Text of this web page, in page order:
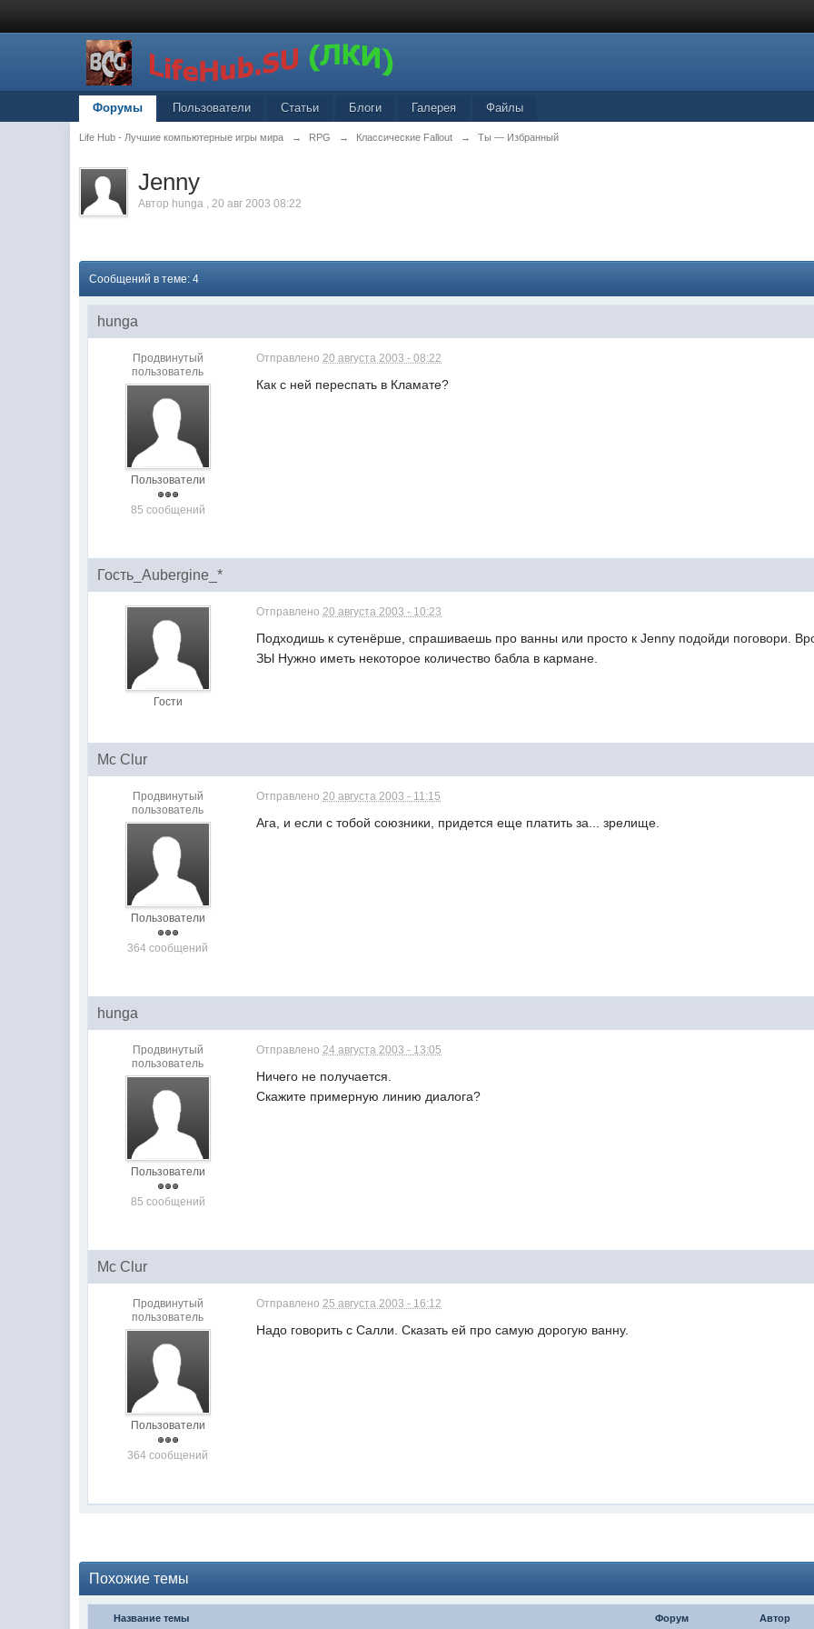
Форумы Пользователи Статьи Блоги Галерея Файлы
Life Hub - Лучшие компьютерные игры мира → RPG → Классические Fallout → Ты — Избранный
Jenny
Автор hunga ,20 авг 2003 08:22
Сообщений в теме: 4
hunga
Продвинутый
пользователь
Пользователи
85 сообщений
Отправлено20 августа 2003 - 08:22
Как с ней переспать в Кламате?
Гость_Aubergine_*
Гости
Отправлено20 августа 2003 - 10:23
Подходишь к сутенёрше, спрашиваешь про ванны или просто к Jenny подойди поговори.
ЗЫ Нужно иметь некоторое количество бабла в кармане.
Mc Clur
Продвинутый
пользователь
Пользователи
364 сообщений
Отправлено20 августа 2003 - 11:15
Ага, и если с тобой союзники, придется еще платить за... зрелище.
hunga
Продвинутый
пользователь
Пользователи
85 сообщений
Отправлено24 августа 2003 - 13:05
Ничего не получается.
Скажите примерную линию диалога?
Mc Clur
Продвинутый
пользователь
Пользователи
364 сообщений
Отправлено25 августа 2003 - 16:12
Надо говорить с Салли. Сказать ей про самую дорогую ванну.
Похожие темы
Название темы Форум Автор